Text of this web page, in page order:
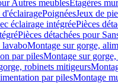
Autres meublesEtagères
d'éclairagePoignéesJeux de
éclairage intégréePièces
Pièces détachées pour
lavaboMontage sur gorge,
par pilesMontage sur
robinets mitigeurs
par pilesMontage